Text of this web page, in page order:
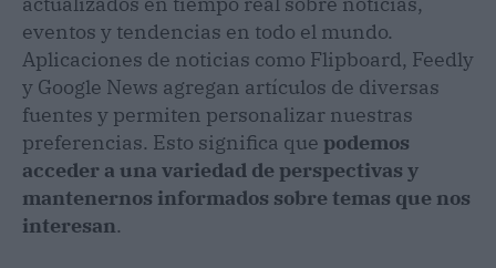
eventos y tendencias en todo el mundo.
Aplicaciones de noticias como Flipboard, Feedly
y Google News agregan artículos de diversas
fuentes y permiten personalizar nuestras
preferencias. Esto significa que podemos
acceder a una variedad de perspectivas y
mantenernos informados sobre temas que nos
interesan.